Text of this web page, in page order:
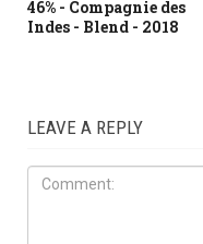
46% - Compagnie des
Indes - Blend - 2018
LEAVE A REPLY